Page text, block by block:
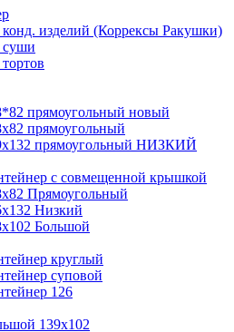
изделий (Коррексы Ракушки)
суши
прямоугольный новый
прямоугольный
прямоугольный НИЗКИЙ
с совмещенной крышкой
Прямоугольный
Низкий
Большой
круглый
суповой
126
139х102